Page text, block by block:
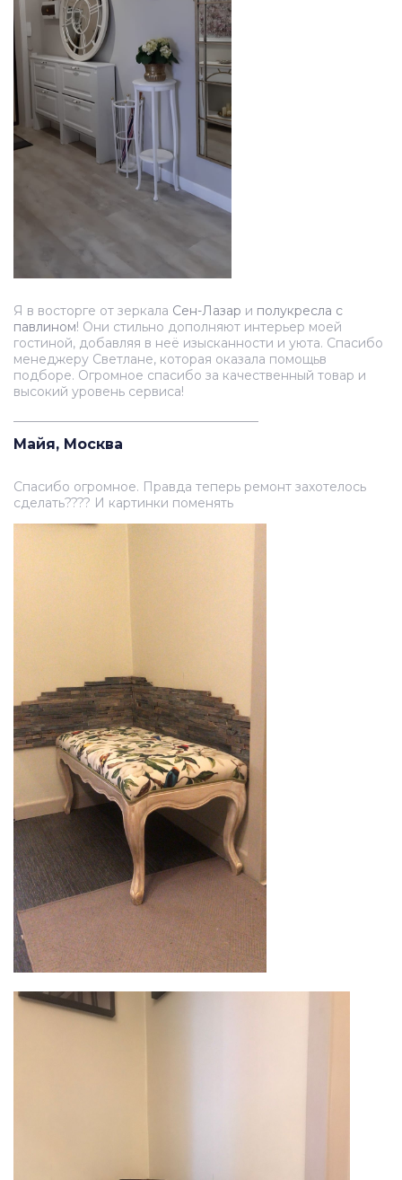
Я в восторге от зеркала Сен-Лазар и полукресла с
павлином! Они стильно дополняют интерьер моей
гостиной, добавляя в неё изысканности и уюта. Спасибо
менеджеру Светлане, которая оказала помощьв
подборе. Огромное спасибо за качественный товар и
высокий уровень сервиса!
Майя, Москва
Спасибо огромное. Правда теперь ремонт захотелось
сделать???? И картинки поменять